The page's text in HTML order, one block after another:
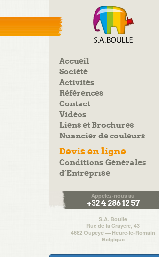
Accueil
Société
Activités
Références
Contact
Vidéos
Liens et Brochures
Nuancier de couleurs
Devis en ligne
Conditions Générales
d’Entreprise
Appelez-nous au
+32 4 286 12 57
S.A. Boulle
Rue de la Crayere, 43
4682 Oupeye — Heure-le-Romain
Belgique